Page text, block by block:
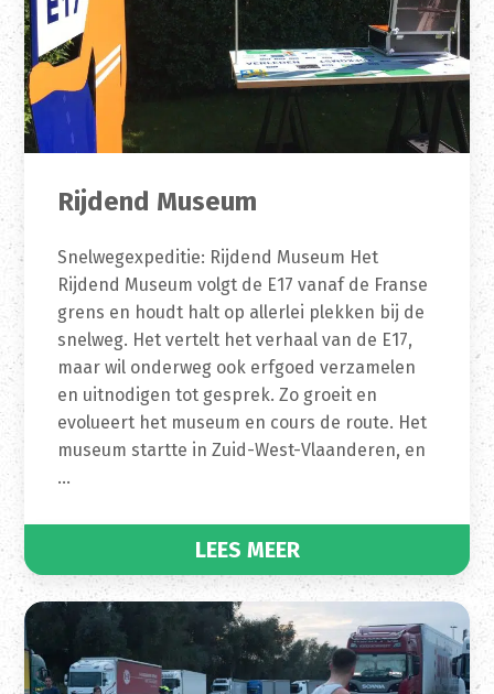
Rijdend Museum
Snelwegexpeditie: Rijdend Museum Het
Rijdend Museum volgt de E17 vanaf de Franse
grens en houdt halt op allerlei plekken bij de
snelweg. Het vertelt het verhaal van de E17,
maar wil onderweg ook erfgoed verzamelen
en uitnodigen tot gesprek. Zo groeit en
evolueert het museum en cours de route. Het
museum startte in Zuid-West-Vlaanderen, en
…
LEES MEER